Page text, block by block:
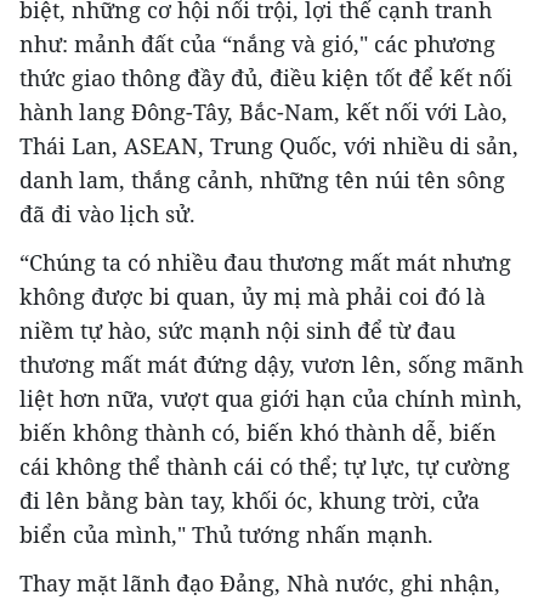
biệt, những cơ hội nổi trội, lợi thế cạnh tranh
như: mảnh đất của “nắng và gió," các phương
thức giao thông đầy đủ, điều kiện tốt để kết nối
hành lang Đông-Tây, Bắc-Nam, kết nối với Lào,
Thái Lan, ASEAN, Trung Quốc, với nhiều di sản,
danh lam, thắng cảnh, những tên núi tên sông
đã đi vào lịch sử.
“Chúng ta có nhiều đau thương mất mát nhưng
không được bi quan, ủy mị mà phải coi đó là
niềm tự hào, sức mạnh nội sinh để từ đau
thương mất mát đứng dậy, vươn lên, sống mãnh
liệt hơn nữa, vượt qua giới hạn của chính mình,
biến không thành có, biến khó thành dễ, biến
cái không thể thành cái có thể; tự lực, tự cường
đi lên bằng bàn tay, khối óc, khung trời, cửa
biển của mình," Thủ tướng nhấn mạnh.
Thay mặt lãnh đạo Đảng, Nhà nước, ghi nhận,